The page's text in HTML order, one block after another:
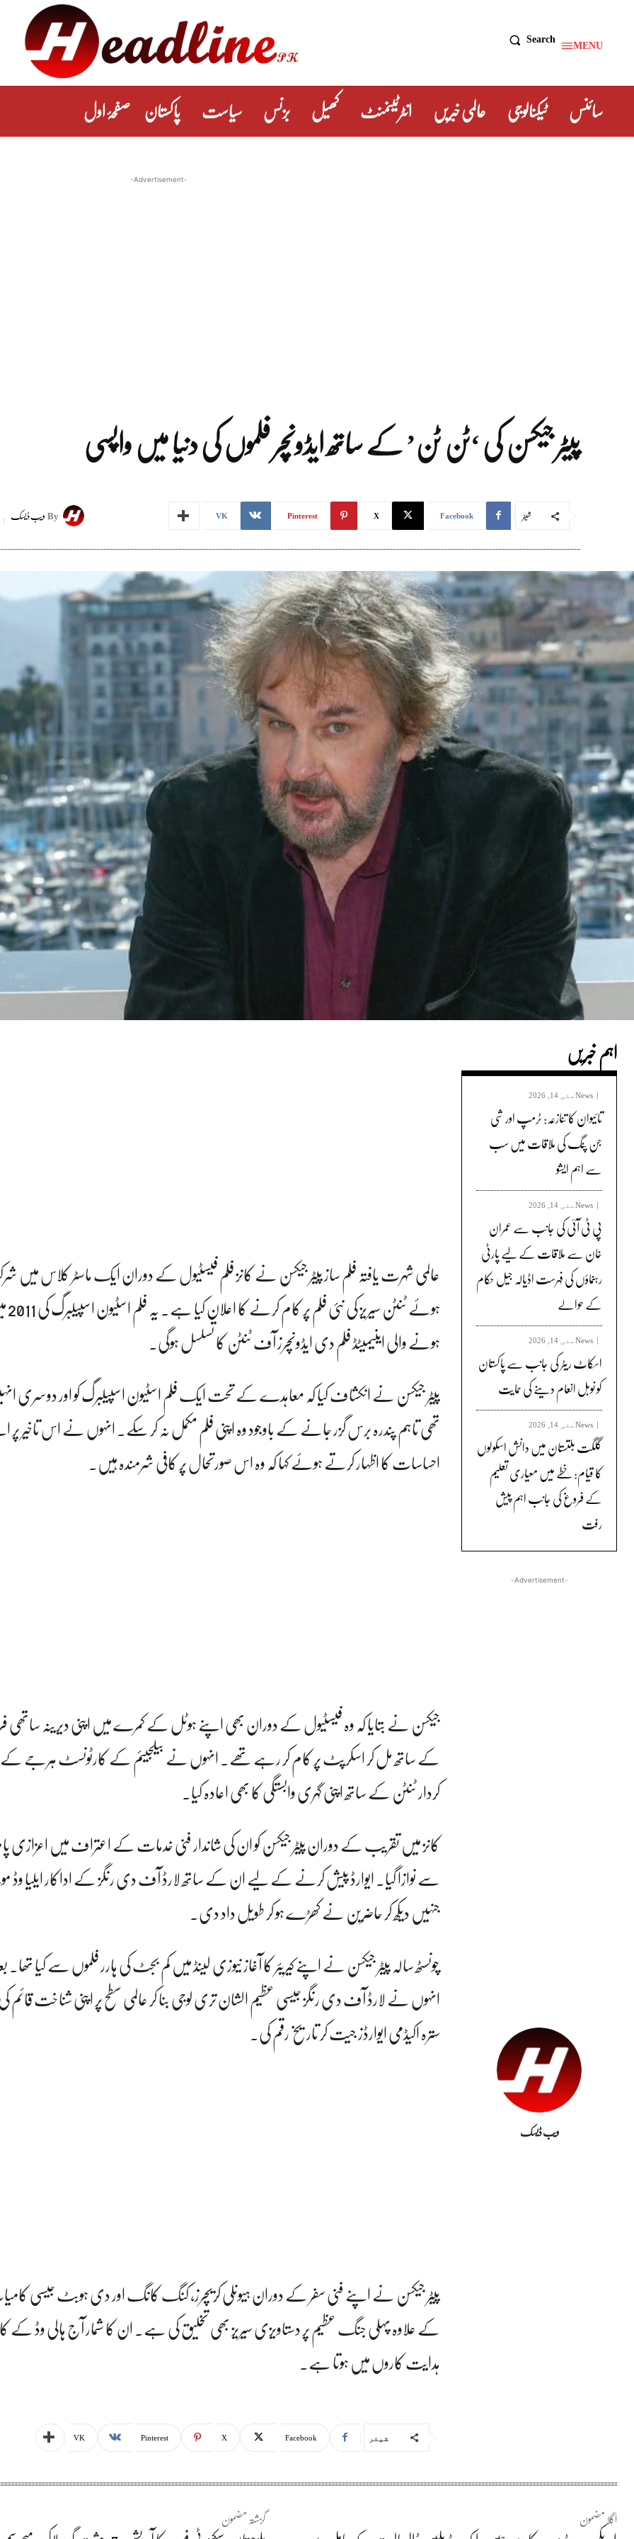
MENU
Search
سائنس ٹیکنالوجی عالمی خبریں انٹرٹینمنٹ کھیل بزنس سیاست پاکستان صفحۂ اول
-Advertisement-
پیٹر جیکسن کی ‘ٹن ٹن’ کے ساتھ ایڈونچر فلموں کی دنیا میں واپسی
Byویب ڈیسک شیئر Facebook
X
Pinterest
VK
عالمی شہرت یافتہ فلم ساز پیٹر جیکسن نے کانز فلم فیسٹیول کے دوران ایک ماسٹر کلاس
ہوئے
ہونے والی اینیمیٹڈ فلم دی ایڈونچرز آف ٹنٹن کا تسلسل ہوگی۔
پیٹر جیکسن نے انکشاف کیا کہ معاہدے کے تحت ایک فلم اسٹیون اسپیلبرگ کو اور دوسری
تھی تاہم پندرہ برس گزر جانے کے باوجود وہ اپنی فلم مکمل نہ کر سکے۔ انہوں نے اس تاخیر پر
احساسات کا اظہار کرتے ہوئے کہا کہ وہ اس صورتحال پر کافی شرمندہ ہیں۔
جیکسن نے بتایا کہ وہ فیسٹیول کے دوران بھی اپنے ہوٹل کے کمرے میں اپنی دیرینہ
کے ساتھ مل کر اسکرپٹ پر کام کر رہے تھے۔ انہوں نے بیلجیئم کے کارٹونسٹ ہرجے کے
کردار ٹنٹن کے ساتھ اپنی گہری وابستگی کا بھی اعادہ کیا۔
کانز میں تقریب کے دوران پیٹر جیکسن کو ان کی شاندار فنی خدمات کے اعتراف میں اعزازی
سے نوازا گیا۔ ایوارڈ پیش کرنے کے لیے ان کے ساتھ لارڈ آف دی رنگز کے اداکار ایلیا وڈ
جنہیں دیکھ کر حاضرین نے کھڑے ہو کر طویل داد دی۔
چونسٹھ سالہ پیٹر جیکسن نے اپنے کیریئر کا آغاز نیوزی لینڈ میں کم بجٹ کی ہارر فلموں سے کیا تھا۔
انہوں نے لارڈ آف دی رنگز جیسی عظیم الشان تری لوجی بنا کر عالمی سطح پر اپنی شناخت
سترہ اکیڈمی ایوارڈز جیت کر تاریخ رقم کی۔
پیٹر جیکسن نے اپنے فنی سفر کے دوران ہیونلی کریچرز، کنگ کانگ اور دی ہوبٹ جیسی
کے علاوہ پہلی جنگ عظیم پر دستاویزی سیریز بھی تخلیق کی ہے۔ ان کا شمار آج ہالی وڈ
ہدایت کاروں میں ہوتا ہے۔
شیئر Facebook
X
Pinterest
VK
اہم خبریں
News مئی 14, 2026
تائیوان کا تنازعہ: ٹرمپ اور شی
جن پنگ کی ملاقات میں سب
سے اہم ایشو
News مئی 14, 2026
پی ٹی آئی کی جانب سے عمران
خان سے ملاقات کے لیے پارٹی
رہنماؤں کی فہرست اڈیالہ جیل حکام
کے حوالے
News مئی 14, 2026
اسکاٹ ریٹر کی جانب سے پاکستان
کو نوبل انعام دینے کی حمایت
News مئی 14, 2026
گلگت بلتستان میں دانش اسکولوں
کا قیام: خطے میں معیاری تعلیم
کے فروغ کی جانب اہم پیش
رفت
-Advertisement-
ویب ڈیسک
گزشتہ مضمون اگلا مضمون